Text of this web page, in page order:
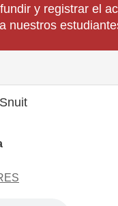
y registrar el
nuestros